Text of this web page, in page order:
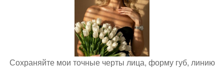
Сохраняйте мои точные черты лица, форму губ, линию